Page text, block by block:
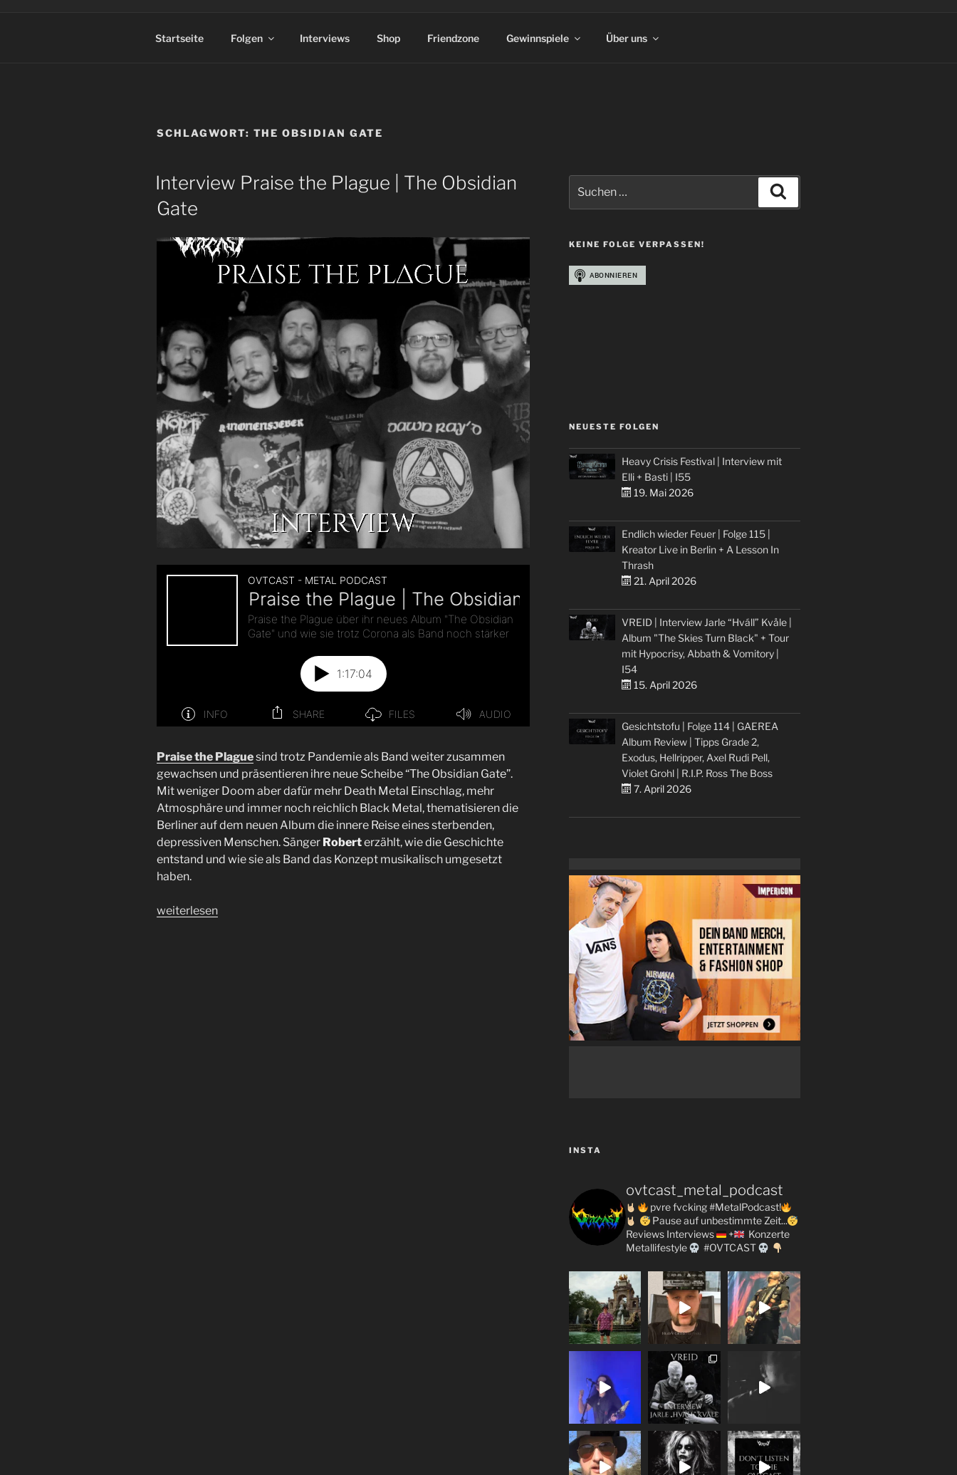
Startseite Folgen Interviews Shop Friendzone Gewinnspiele Über uns
SCHLAGWORT: THE OBSIDIAN GATE
Interview Praise the Plague | The Obsidian
Gate
Praise the Plaguesind trotz Pandemie als Band weiter zusammen
gewachsen und präsentieren ihre neue Scheibe “The Obsidian Gate”.
Mit weniger Doom aber dafür mehr Death Metal Einschlag, mehr
Atmosphäre und immer noch reichlich Black Metal, thematisieren die
Berliner auf dem neuen Album die innere Reise eines sterbenden,
depressiven Menschen. Sänger Roberterzählt, wie die Geschichte
entstand und wie sie als Band das Konzept musikalisch umgesetzt
haben.
„Interview
weiterlesen
nach:
KEINE FOLGE VERPASSEN!
NEUESTE FOLGEN
Heavy Crisis Festival | Interview mit
Elli + Basti | I55
19. Mai 2026
Endlich wieder Feuer | Folge 115 |
Kreator Live in Berlin + A Lesson In
Thrash
21. April 2026
VREID | Interview Jarle “Hváll” Kvåle |
Album "The Skies Turn Black" + Tour
mit Hypocrisy, Abbath & Vomitory |
I54
15. April 2026
Gesichtstofu | Folge 114 | GAEREA
Album Review | Tipps Grade 2,
Exodus, Hellripper, Axel Rudi Pell,
Violet Grohl | R.I.P. Ross The Boss
7. April 2026
INSTA
ovtcast_metal_podcast
pvre fvcking #MetalPodcast!
Pause auf unbestimmte Zeit...
Reviews Interviews +
Konzerte
Metallifestyle
#OVTCAST